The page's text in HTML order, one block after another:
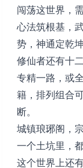
闯荡这世界，
心法筑根基，
势，神通定乾
修仙者还有十
专精一路，或
籍，排列组合
断。
城镇琅琊阁，
一个土坑里，
这个世界上还